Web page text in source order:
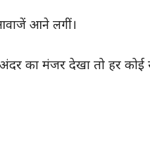
आने लगीं।
का मंजर देखा तो हर कोई